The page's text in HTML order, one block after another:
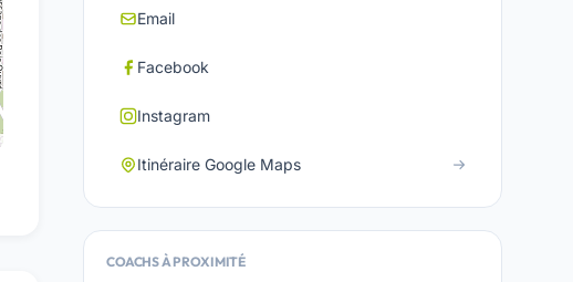
Email
Facebook
Instagram
Itinéraire Google Maps
COACHS À PROXIMITÉ